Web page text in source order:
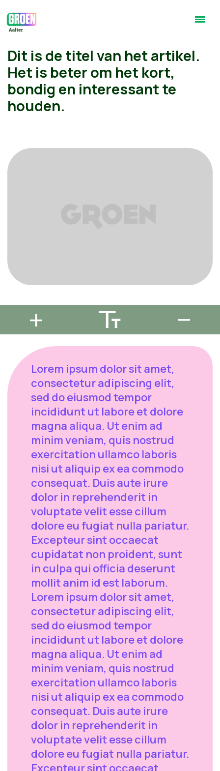
Dit is de titel van het artikel.
Het is beter om het kort,
bondig en interessant te
houden.
Lorem ipsum dolor sit amet,
consectetur adipiscing elit,
sed do eiusmod tempor
incididunt ut labore et dolore
magna aliqua. Ut enim ad
minim veniam, quis nostrud
exercitation ullamco laboris
nisi ut aliquip ex ea commodo
consequat. Duis aute irure
dolor in reprehenderit in
voluptate velit esse cillum
dolore eu fugiat nulla pariatur.
Excepteur sint occaecat
cupidatat non proident, sunt
in culpa qui officia deserunt
mollit anim id est laborum.
Lorem ipsum dolor sit amet,
consectetur adipiscing elit,
sed do eiusmod tempor
incididunt ut labore et dolore
magna aliqua. Ut enim ad
minim veniam, quis nostrud
exercitation ullamco laboris
nisi ut aliquip ex ea commodo
consequat. Duis aute irure
dolor in reprehenderit in
voluptate velit esse cillum
dolore eu fugiat nulla pariatur.
Excepteur sint occaecat